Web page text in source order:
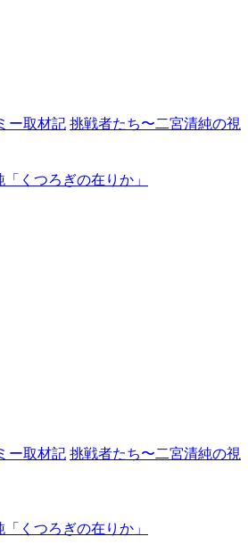
ー取材記 挑戦者たち〜二宮清純の視
「くつろぎの在りか」
ー取材記 挑戦者たち〜二宮清純の視
「くつろぎの在りか」